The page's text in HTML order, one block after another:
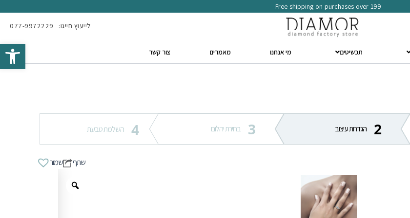
Open toolbar
Free shipping on purchases over 199
לייעוץ חייגו: 077-9972229
צור קשר מאמרים מי אנחנו תכשיטים
2 הגדרות עיצוב 3 בחירת יהלום 4 השלמת טבעת
שמור שתף